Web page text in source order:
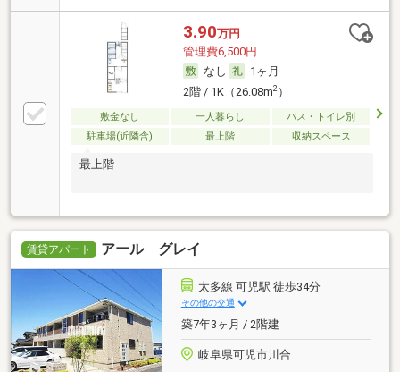
3.90万円
管理費6,500円
なし
1ヶ月
2階 / 1K（26.08m2）
敷金なし 一人暮らし
バス・トイレ別
駐車場(近隣含)
最上階 収納スペース
最上階
賃貸アパート アール グレイ
太多線 可児駅 徒歩34分
その他の交通
築7年3ヶ月 / 2階建
岐阜県可児市川合